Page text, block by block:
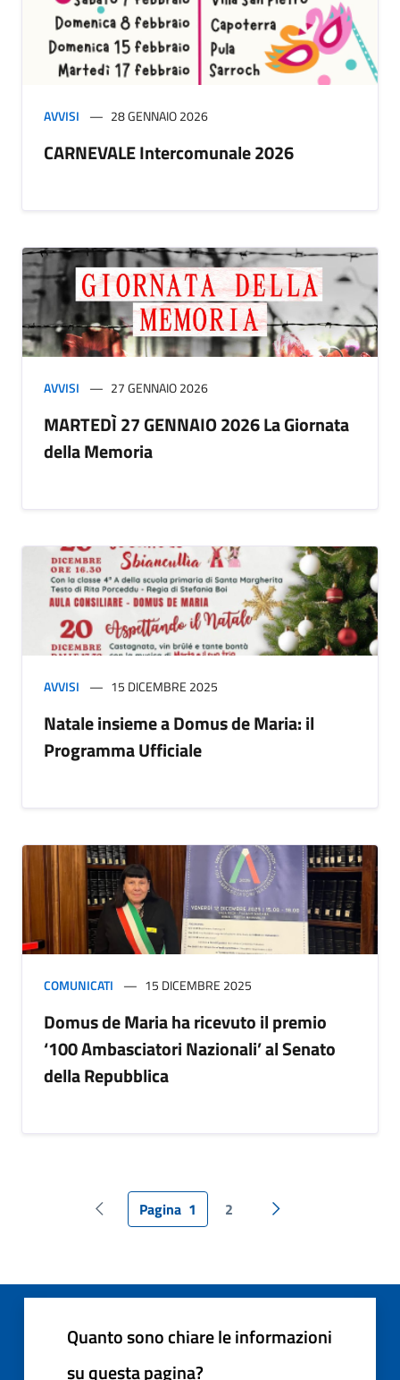
AVVISI 28 GENNAIO 2026
CARNEVALE Intercomunale 2026
AVVISI 27 GENNAIO 2026
MARTEDÌ 27 GENNAIO 2026 La Giornata
della Memoria
AVVISI 15 DICEMBRE 2025
Natale insieme a Domus de Maria: il
Programma Ufficiale
COMUNICATI 15 DICEMBRE 2025
Domus de Maria ha ricevuto il premio
‘100 Ambasciatori Nazionali’ al Senato
della Repubblica
Pagina precedente
Pagina 1 2 Pagina successiva
Quanto sono chiare le informazioni
su questa pagina?